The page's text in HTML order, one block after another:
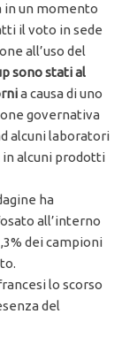
in un momento
il voto in sede
all’uso del
sono stati al
a causa di uno
governativa
alcuni laboratori
alcuni prodotti
ha
all’interno
dei campioni
lo scorso
del